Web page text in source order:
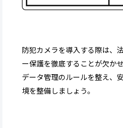
防犯カメラを導入する際は、
ー保護を徹底することが欠か
データ管理のルールを整え、
境を整備しましょう。